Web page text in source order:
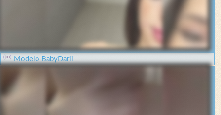
Modelo BabyDarii